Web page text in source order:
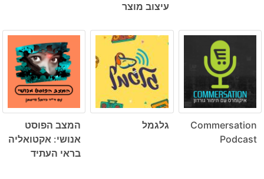
עיצוב מוצר
Commersation
Podcast
גלגמל
המצב הפוסט
אנושי: אקטואליה
בראי העתיד